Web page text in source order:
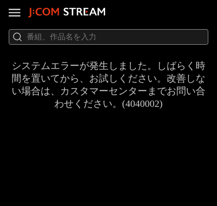
システムエラーが発生しました。しばらく時
間を置いてから、お試しください。改善しな
い場合は、カスタマーセンターまでお問い合
わせください。(4040002)